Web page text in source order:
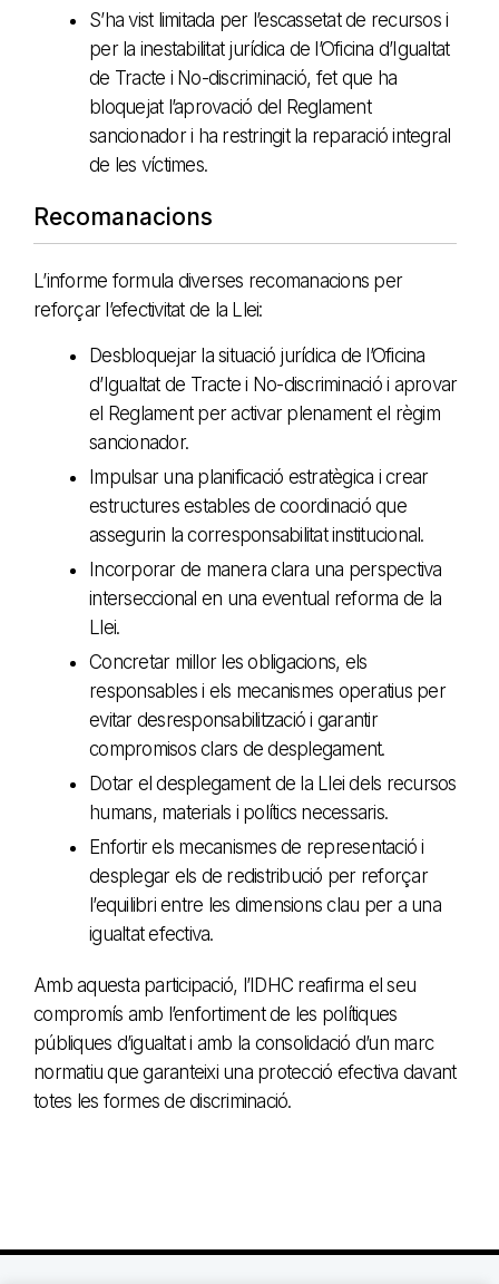
S’ha vist limitada per l’escassetat de recursos i
per la inestabilitat jurídica de l’Oficina d’Igualtat
de Tracte i No-discriminació, fet que ha
bloquejat l’aprovació del Reglament
sancionador i ha restringit la reparació integral
de les víctimes.
Recomanacions
L’informe formula diverses recomanacions per
reforçar l’efectivitat de la Llei:
Desbloquejar la situació jurídica de l’Oficina
d’Igualtat de Tracte i No-discriminació i aprovar
el Reglament per activar plenament el règim
sancionador.
Impulsar una planificació estratègica i crear
estructures estables de coordinació que
assegurin la corresponsabilitat institucional.
Incorporar de manera clara una perspectiva
interseccional en una eventual reforma de la
Llei.
Concretar millor les obligacions, els
responsables i els mecanismes operatius per
evitar desresponsabilització i garantir
compromisos clars de desplegament.
Dotar el desplegament de la Llei dels recursos
humans, materials i polítics necessaris.
Enfortir els mecanismes de representació i
desplegar els de redistribució per reforçar
l’equilibri entre les dimensions clau per a una
igualtat efectiva.
Amb aquesta participació, l’IDHC reafirma el seu
compromís amb l’enfortiment de les polítiques
públiques d’igualtat i amb la consolidació d’un marc
normatiu que garanteixi una protecció efectiva davant
totes les formes de discriminació.